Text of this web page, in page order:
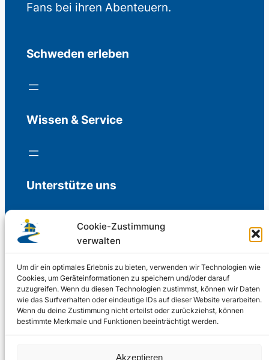
Cookie-Zustimmung
verwalten
Um dir ein optimales Erlebnis zu bieten, verwenden wir Technologien wie
Cookies, um Geräteinformationen zu speichern und/oder darauf
zuzugreifen. Wenn du diesen Technologien zustimmst, können wir Daten
wie das Surfverhalten oder eindeutige IDs auf dieser Website verarbeiten.
Wenn du deine Zustimmung nicht erteilst oder zurückziehst, können
bestimmte Merkmale und Funktionen beeinträchtigt werden.
Akzeptieren
Fans bei ihren Abenteuern.
Schweden erleben
Wissen & Service
Unterstütze uns
Freiwillige Spenden für die Aufrechterhaltung
Support us
© 2002 – 2026